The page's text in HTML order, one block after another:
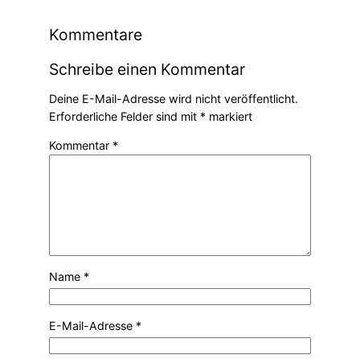
Kommentare
Schreibe einen Kommentar
Deine E-Mail-Adresse wird nicht veröffentlicht.
Erforderliche Felder sind mit *markiert
Kommentar *
Name *
E-Mail-Adresse *